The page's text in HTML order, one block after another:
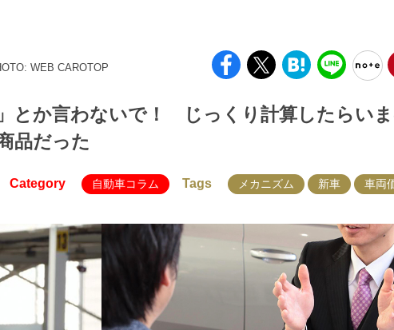
WEB CAROTOP
とか言わないで！ じっくり計算したらい
品だった
Category 自動車コラム Tags メカニズム 新車 車両